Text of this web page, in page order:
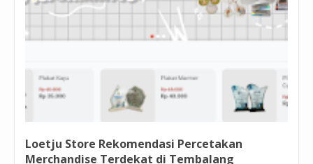
Loetju Store Rekomendasi Percetakan
Merchandise Terdekat di Tembalang